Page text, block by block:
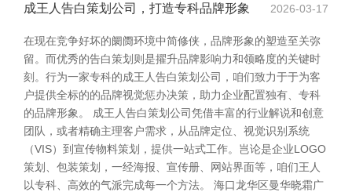
成王人告白策划公司，打造专科品牌形象 2026-03-17
在现在竞争好坏的阛阓环境中简修侠，品牌形象的塑造至关弥
留。而优秀的告白策划则是擢升品牌影响力和领略度的关键时
刻。行为一家专科的成王人告白策划公司，咱们致力于于为客
户提供全标的的品牌视觉惩办决策，助力企业配置独有、专科
的品牌形象。 成王人告白策划公司凭借丰富的行业解说和创意
团队，或者精确主理客户需求，从品牌定位、视觉识别系统
（VIS）到宣传物料策划，提供一站式工作。岂论是企业LOGO
策划、包装策划，一经海报、宣传册、网站界面等，咱们王人
以专科、高效的气派完成每一个方法。 海口龙华区曼华晓霜广